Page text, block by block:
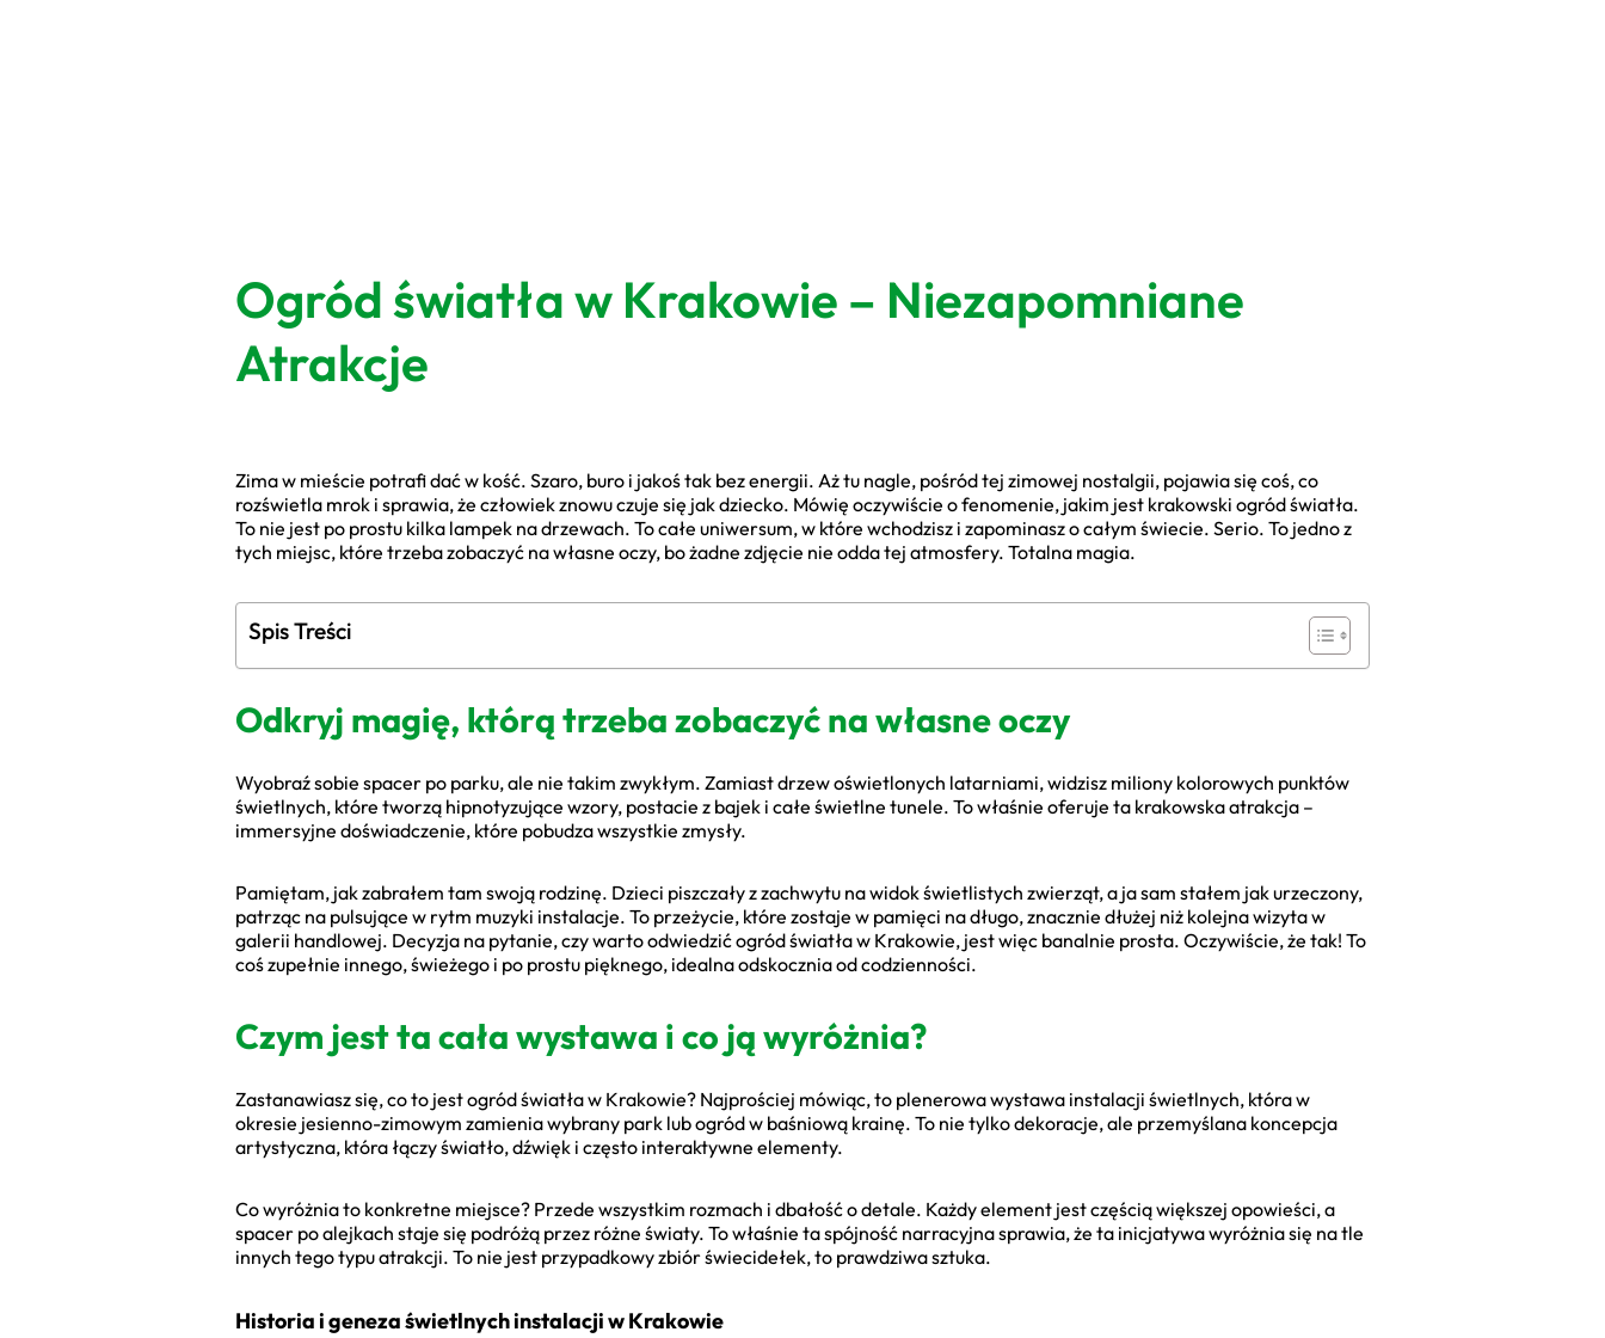
Ogród światła w Krakowie – Niezapomniane
Atrakcje
Zima w mieście potrafi dać w kość. Szaro, buro i jakoś tak bez energii. Aż tu nagle, pośród tej zimowej nostalgii, pojawia się coś, co
rozświetla mrok i sprawia, że człowiek znowu czuje się jak dziecko. Mówię oczywiście o fenomenie, jakim jest krakowski ogród światła.
To nie jest po prostu kilka lampek na drzewach. To całe uniwersum, w które wchodzisz i zapominasz o całym świecie. Serio. To jedno z
tych miejsc, które trzeba zobaczyć na własne oczy, bo żadne zdjęcie nie odda tej atmosfery. Totalna magia.
Spis Treści
Odkryj magię, którą trzeba zobaczyć na własne oczy
Wyobraź sobie spacer po parku, ale nie takim zwykłym. Zamiast drzew oświetlonych latarniami, widzisz miliony kolorowych punktów
świetlnych, które tworzą hipnotyzujące wzory, postacie z bajek i całe świetlne tunele. To właśnie oferuje ta krakowska atrakcja –
immersyjne doświadczenie, które pobudza wszystkie zmysły.
Pamiętam, jak zabrałem tam swoją rodzinę. Dzieci piszczały z zachwytu na widok świetlistych zwierząt, a ja sam stałem jak urzeczony,
patrząc na pulsujące w rytm muzyki instalacje. To przeżycie, które zostaje w pamięci na długo, znacznie dłużej niż kolejna wizyta w
galerii handlowej. Decyzja na pytanie, czy warto odwiedzić ogród światła w Krakowie, jest więc banalnie prosta. Oczywiście, że tak! To
coś zupełnie innego, świeżego i po prostu pięknego, idealna odskocznia od codzienności.
Czym jest ta cała wystawa i co ją wyróżnia?
Zastanawiasz się, co to jest ogród światła w Krakowie? Najprościej mówiąc, to plenerowa wystawa instalacji świetlnych, która w
okresie jesienno-zimowym zamienia wybrany park lub ogród w baśniową krainę. To nie tylko dekoracje, ale przemyślana koncepcja
artystyczna, która łączy światło, dźwięk i często interaktywne elementy.
Co wyróżnia to konkretne miejsce? Przede wszystkim rozmach i dbałość o detale. Każdy element jest częścią większej opowieści, a
spacer po alejkach staje się podróżą przez różne światy. To właśnie ta spójność narracyjna sprawia, że ta inicjatywa wyróżnia się na tle
innych tego typu atrakcji. To nie jest przypadkowy zbiór świecidełek, to prawdziwa sztuka.
Historia i geneza świetlnych instalacji w Krakowie